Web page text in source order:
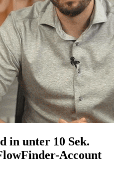
in unter 10 Sek.
Account